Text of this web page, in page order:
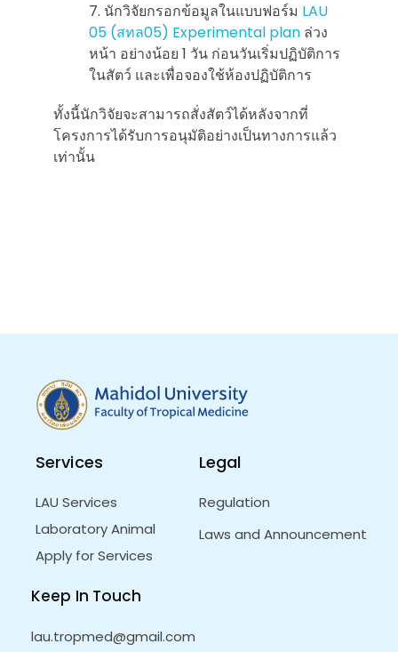
นักวิจัยกรอกข้อมูลในแบบฟอร์ม LAU
05 (สทล05) Experimental plan ล่วง
หน้า อย่างน้อย 1 วัน ก่อนวันเริ่มปฏิบัติการ
ในสัตว์ และเพื่อจองใช้ห้องปฏิบัติการ
ทั้งนี้นักวิจัยจะสามารถสั่งสัตว์ได้หลังจากที่
โครงการได้รับการอนุมัติอย่างเป็นทางการแล้ว
เท่านั้น
Services
LAU Services
Laboratory Animal
Apply for Services
Legal
Regulation
Laws and Announcement
Keep In Touch
lau.tropmed@gmail.com